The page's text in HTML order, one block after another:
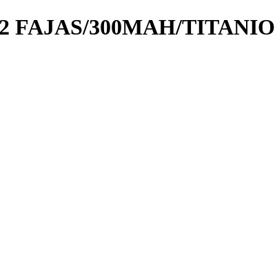
FAJAS/300MAH/TITANIO